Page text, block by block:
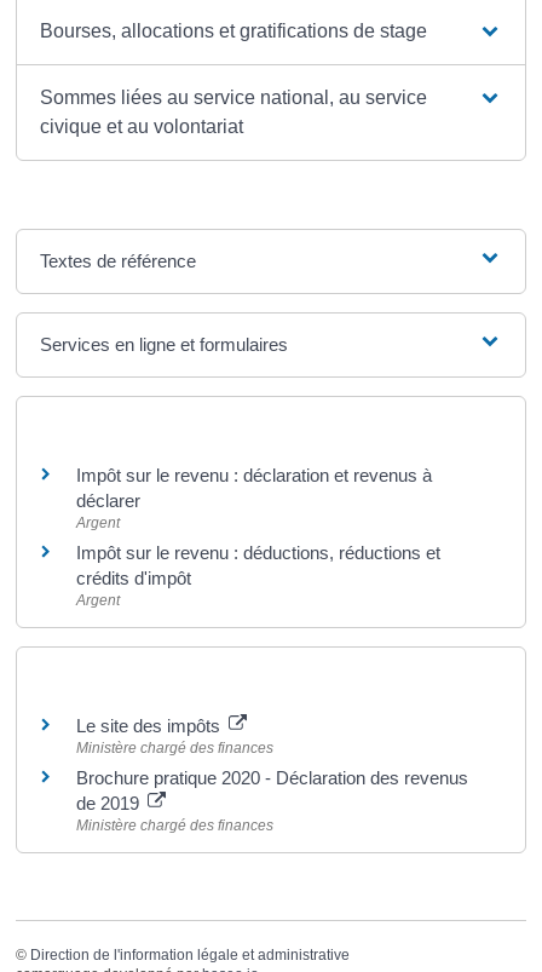
Bourses, allocations et gratifications de stage
Sommes liées au service national, au service
civique et au volontariat
Textes de référence
Services en ligne et formulaires
Impôt sur le revenu : déclaration et revenus à
déclarer
Argent
Impôt sur le revenu : déductions, réductions et
crédits d'impôt
Argent
Le site des impôts
Ministère chargé des finances
Brochure pratique 2020 - Déclaration des revenus
de 2019
Ministère chargé des finances
© Direction de l'information légale et administrative